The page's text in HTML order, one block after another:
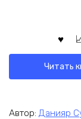
Читать
Автор: Данияр